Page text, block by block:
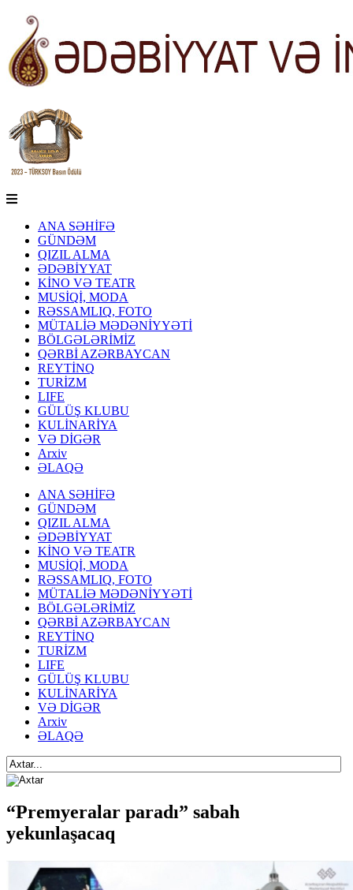
ANA SƏHİFƏ
GÜNDƏM
QIZIL ALMA
ƏDƏBİYYAT
KİNO VƏ TEATR
MUSİQİ, MODA
RƏSSAMLIQ, FOTO
MÜTALİƏ MƏDƏNİYYƏTİ
BÖLGƏLƏRİMİZ
QƏRBİ AZƏRBAYCAN
REYTİNQ
TURİZM
LIFE
GÜLÜŞ KLUBU
KULİNARİYA
VƏ DİGƏR
Arxiv
ƏLAQƏ
ANA SƏHİFƏ
GÜNDƏM
QIZIL ALMA
ƏDƏBİYYAT
KİNO VƏ TEATR
MUSİQİ, MODA
RƏSSAMLIQ, FOTO
MÜTALİƏ MƏDƏNİYYƏTİ
BÖLGƏLƏRİMİZ
QƏRBİ AZƏRBAYCAN
REYTİNQ
TURİZM
LIFE
GÜLÜŞ KLUBU
KULİNARİYA
VƏ DİGƏR
Arxiv
ƏLAQƏ
“Premyeralar paradı” sabah
yekunlaşacaq